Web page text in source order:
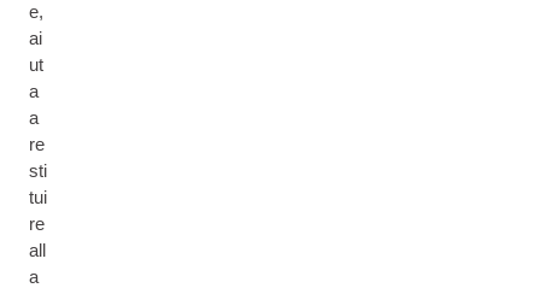
e,
ai
ut
a
a
re
sti
tui
re
all
a